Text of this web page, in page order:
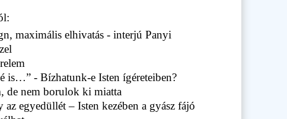
maximális elhivatás - interjú Panyi
is…” - Bízhatunk-e Isten ígéreteiben?
de nem borulok ki miatta
az egyedüllét – Isten kezében a gyász fájó